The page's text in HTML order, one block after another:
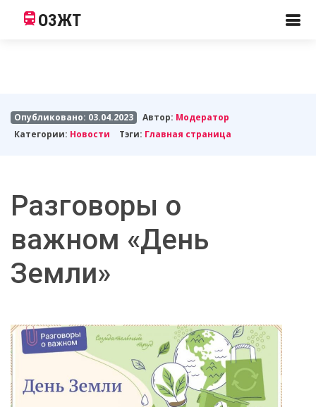
ОЗЖТ
Опубликовано: 03.04.2023 Автор: Модератор
Категории: Новости Тэги: Главная страница
Разговоры о
важном «День
Земли»